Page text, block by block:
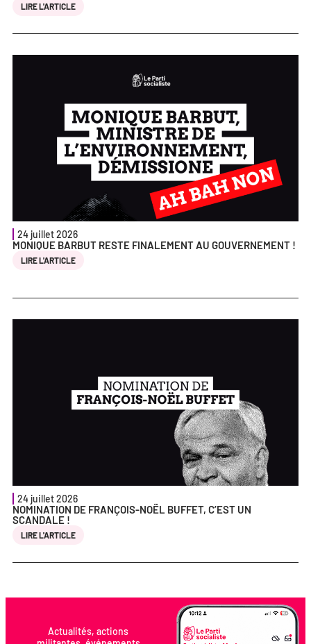
LIRE L'ARTICLE
24 juillet 2026
MONIQUE BARBUT RESTE FINALEMENT AU GOUVERNEMENT !
LIRE L'ARTICLE
24 juillet 2026
NOMINATION DE FRANÇOIS-NOËL BUFFET, C’EST UN
SCANDALE !
LIRE L'ARTICLE
Actualités, actions